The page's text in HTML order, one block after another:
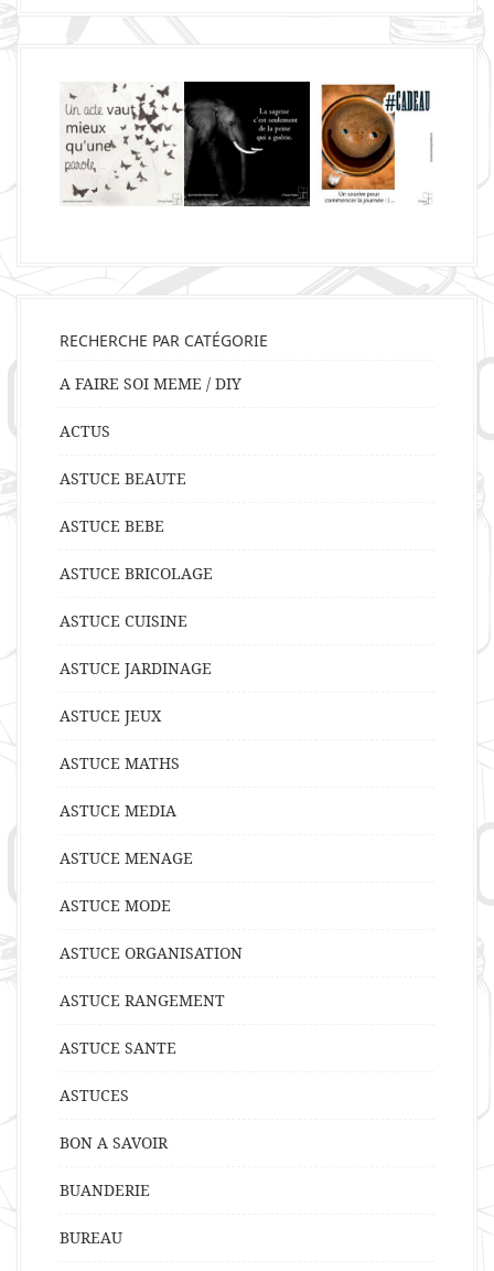
RECHERCHE PAR CATÉGORIE
A FAIRE SOI MEME / DIY
ACTUS
ASTUCE BEAUTE
ASTUCE BEBE
ASTUCE BRICOLAGE
ASTUCE CUISINE
ASTUCE JARDINAGE
ASTUCE JEUX
ASTUCE MATHS
ASTUCE MEDIA
ASTUCE MENAGE
ASTUCE MODE
ASTUCE ORGANISATION
ASTUCE RANGEMENT
ASTUCE SANTE
ASTUCES
BON A SAVOIR
BUANDERIE
BUREAU